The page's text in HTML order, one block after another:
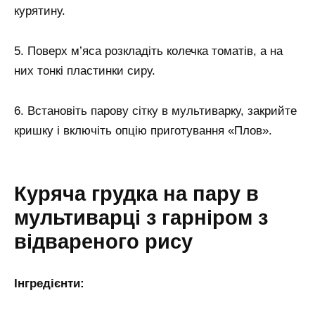
курятину.
5. Поверх м’яса розкладіть колечка томатів, а на
них тонкі пластинки сиру.
6. Встановіть парову сітку в мультиварку, закрийте
кришку і включіть опцію приготування «Плов».
Куряча грудка на пару в
мультиварці з гарніром з
відвареного рису
Інгредієнти: